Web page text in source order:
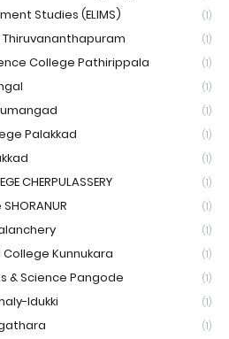
Studies (ELIMS) (1)
(1)
College Pathirippala (1)
(1)
(1)
Palakkad (1)
(1)
CHERPULASSERY (1)
(1)
(1)
College Kunnukara (1)
& Science Pangode (1)
Idukki (1)
(1)